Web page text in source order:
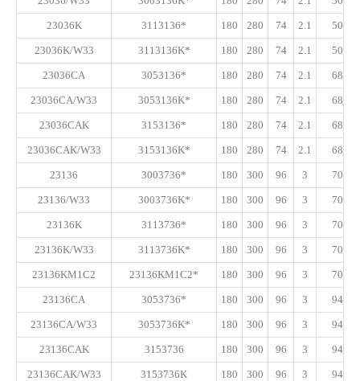
23036K 3113136* 180 280 74 2.1 500
23036K/W33 3113136K* 180 280 74 2.1 500
23036CA 3053136* 180 280 74 2.1 685
23036CA/W33 3053136K* 180 280 74 2.1 685
23036CAK 3153136* 180 280 74 2.1 685
23036CAK/W33 3153136K* 180 280 74 2.1 685
23136 3003736* 180 300 96 3 700
23136/W33 3003736K* 180 300 96 3 700
23136K 3113736* 180 300 96 3 700
23136K/W33 3113736K* 180 300 96 3 700
23136KM1C2 23136KM1C2* 180 300 96 3 700
23136CA 3053736* 180 300 96 3 940
23136CA/W33 3053736K* 180 300 96 3 940
23136CAK 3153736 180 300 96 3 940
23136CAK/W33 3153736K 180 300 96 3 940